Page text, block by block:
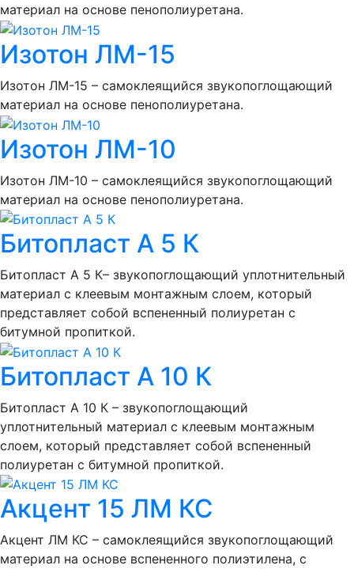
материал на основе пенополиуретана.
Изотон ЛМ-15
Изотон ЛМ-15 – самоклеящийся звукопоглощающий
материал на основе пенополиуретана.
Изотон ЛМ-10
Изотон ЛМ-10 – самоклеящийся звукопоглощающий
материал на основе пенополиуретана.
Битопласт А 5 К
Битопласт А 5 К– звукопоглощающий уплотнительный
материал с клеевым монтажным слоем, который
представляет собой вспененный полиуретан с
битумной пропиткой.
Битопласт А 10 К
Битопласт А 10 К – звукопоглощающий
уплотнительный материал с клеевым монтажным
слоем, который представляет собой вспененный
полиуретан с битумной пропиткой.
Акцент 15 ЛМ КС
Акцент ЛМ КС – самоклеящийся звукопоглощающий
материал на основе вспененного полиэтилена, с